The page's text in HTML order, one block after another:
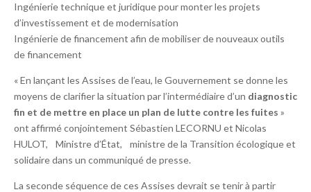
Ingénierie technique et juridique pour monter les projets
d’investissement et de modernisation
Ingénierie de financement afin de mobiliser de nouveaux outils
de financement
« En lançant les Assises de l’eau, le Gouvernement se donne les
moyens de clarifier la situation par l’intermédiaire d’un diagnostic
fin et de mettre en place un plan de lutte contre les fuites »
ont affirmé conjointement Sébastien LECORNU et Nicolas
HULOT, Ministre d’État, ministre de la Transition écologique et
solidaire dans un communiqué de presse.
La seconde séquence de ces Assises devrait se tenir à partir